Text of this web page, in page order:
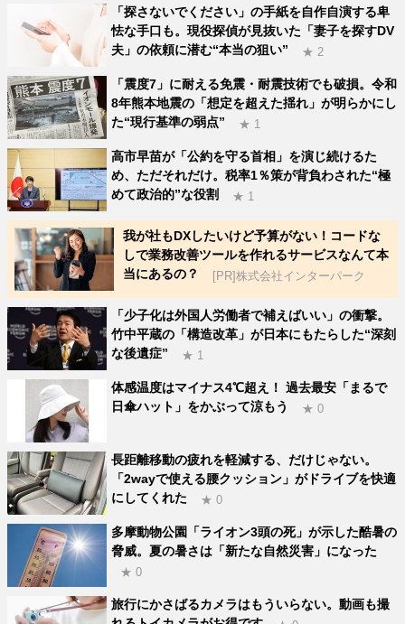
「探さないでください」の手紙を自作自演する卑
怯な手口も。現役探偵が見抜いた「妻子を探すDV
夫」の依頼に潜む“本当の狙い”
★ 2
「震度7」に耐える免震・耐震技術でも破損。令和
8年熊本地震の「想定を超えた揺れ」が明らかにし
た“現行基準の弱点”
★ 1
高市早苗が「公約を守る首相」を演じ続けるた
め、ただそれだけ。税率1％策が背負わされた“極
めて政治的”な役割
★ 1
我が社もDXしたいけど予算がない！コードな
しで業務改善ツールを作れるサービスなんて本
当にあるの？
[PR]株式会社インターパーク
「少子化は外国人労働者で補えばいい」の衝撃。
竹中平蔵の「構造改革」が日本にもたらした“深刻
な後遺症”
★ 1
体感温度はマイナス4℃超え！ 過去最安「まるで
日傘ハット」をかぶって涼もう
★ 0
長距離移動の疲れを軽減する、だけじゃない。
「2wayで使える腰クッション」がドライブを快適
にしてくれた
★ 0
多摩動物公園「ライオン3頭の死」が示した酷暑の
脅威。夏の暑さは「新たな自然災害」になった
★ 0
旅行にかさばるカメラはもういらない。動画も撮